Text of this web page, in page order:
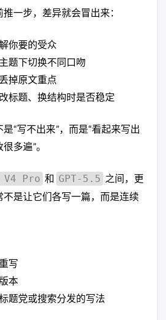
一步，差异就会冒出来：
你要的受众
题下切换不同口吻
掉原文重点
标题、换结构时是否稳定
“写不出来”，而是“看起来写出
多遍”。
V4 Pro 和 GPT-5.5 之间，更
是让它们各写一篇，而是连续
写
本
题党或搜索分发的写法